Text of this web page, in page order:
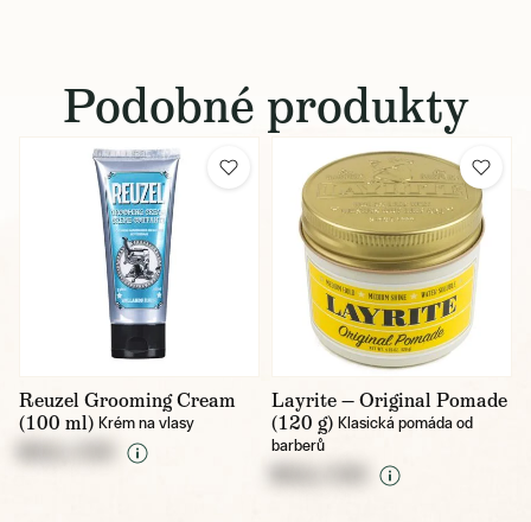
Podobné produkty
Reuzel Grooming Cream
(100 ml) Krém na vlasy
Layrite — Original Pomade
(120 g) Klasická pomáda od
barberů